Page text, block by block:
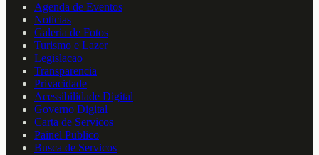
Agenda de Eventos
Noticias
Galeria de Fotos
Turismo e Lazer
Legislacao
Transparencia
Privacidade
Acessibilidade Digital
Governo Digital
Carta de Servicos
Painel Publico
Busca de Servicos